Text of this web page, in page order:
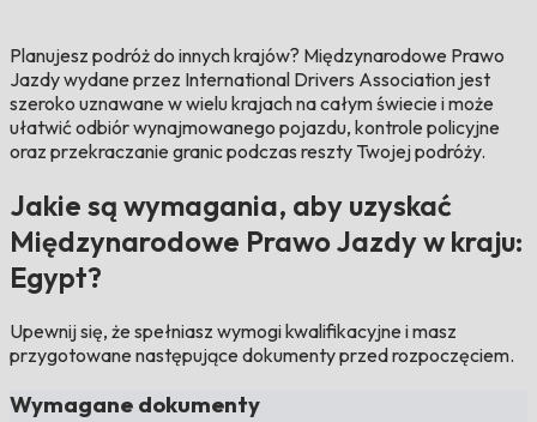
Planujesz podróż do innych krajów? Międzynarodowe Prawo
Jazdy wydane przez International Drivers Association jest
szeroko uznawane w wielu krajach na całym świecie i może
ułatwić odbiór wynajmowanego pojazdu, kontrole policyjne
oraz przekraczanie granic podczas reszty Twojej podróży.
Jakie są wymagania, aby uzyskać
Międzynarodowe Prawo Jazdy w kraju:
Egypt?
Upewnij się, że spełniasz wymogi kwalifikacyjne i masz
przygotowane następujące dokumenty przed rozpoczęciem.
Wymagane dokumenty